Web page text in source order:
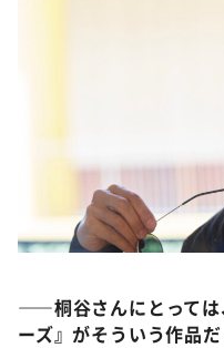
――桐谷さんにとっては
ーズ』がそういう作品だ